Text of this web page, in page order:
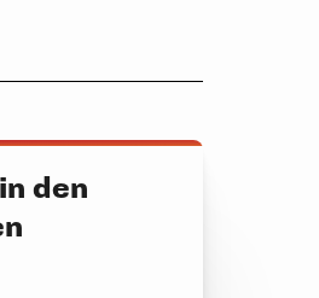
den